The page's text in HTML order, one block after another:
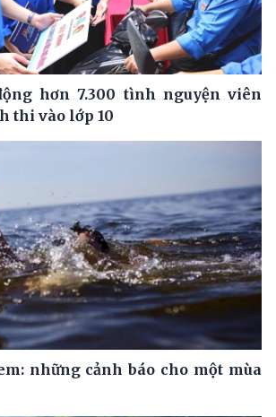
hơn 7.300 tình nguyện viên
thi vào lớp 10
những cảnh báo cho một mùa